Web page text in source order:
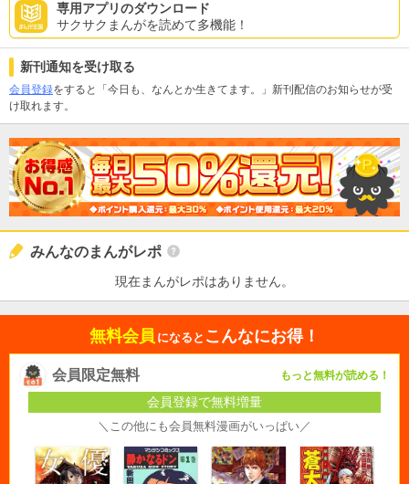
専用アプリのダウンロード
サクサクまんがを読めて多機能！
新刊通知を受け取る
会員登録をすると「今日も、なんとか生きてます。」新刊配信のお知らせが受
け取れます。
みんなのまんがレポ
現在まんがレポはありません。
無料会員 になると こんなにお得！
会員限定無料 もっと無料が読める！
会員登録で無料増量
＼この他にも会員無料漫画がいっぱい／